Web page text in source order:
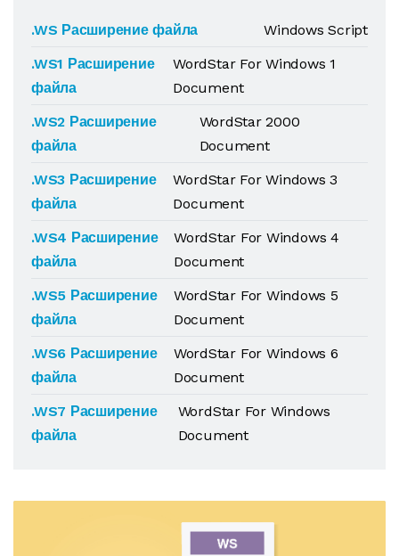
.WS Расширение файла
Windows Script
.WS1 Расширение
файла
WordStar For Windows 1
Document
.WS2 Расширение
файла
WordStar 2000
Document
.WS3 Расширение
файла
WordStar For Windows 3
Document
.WS4 Расширение
файла
WordStar For Windows 4
Document
.WS5 Расширение
файла
WordStar For Windows 5
Document
.WS6 Расширение
файла
WordStar For Windows 6
Document
.WS7 Расширение
файла
WordStar For Windows
Document